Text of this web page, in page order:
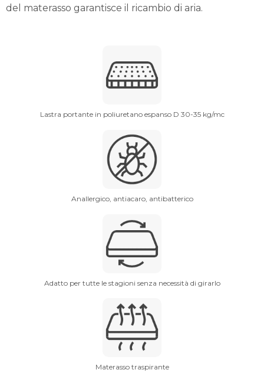
del materasso garantisce il ricambio di aria.
Lastra portante in poliuretano espanso D 30-35 kg/mc
Anallergico, antiacaro, antibatterico
Adatto per tutte le stagioni senza necessità di girarlo
Materasso traspirante